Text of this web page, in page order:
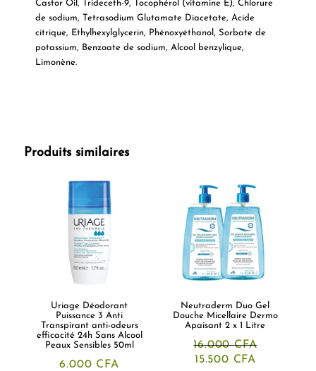
Castor Oil, Trideceth-9, Tocophérol (vitamine E), Chlorure
de sodium, Tetrasodium Glutamate Diacetate, Acide
citrique, Ethylhexylglycerin, Phénoxyéthanol, Sorbate de
potassium, Benzoate de sodium, Alcool benzylique,
Limonène.
Produits similaires
Uriage Déodorant
Puissance 3 Anti
Transpirant anti-odeurs
efficacité 24h Sans Alcool
Peaux Sensibles 50ml
6.000 CFA
Neutraderm Duo Gel
Douche Micellaire Dermo
Apaisant 2 x 1 Litre
16.000CFA
Le
15.500 CFA